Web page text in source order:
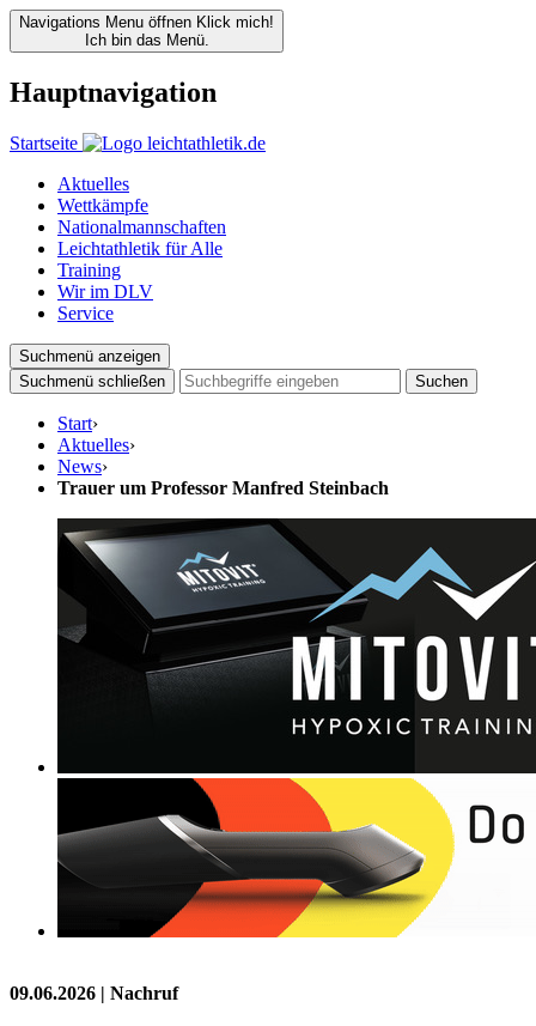
Navigations Menu öffnen Klick mich!
Ich bin das Menü.
Hauptnavigation
Startseite
Aktuelles
Wettkämpfe
Nationalmannschaften
Leichtathletik für Alle
Training
Wir im DLV
Service
Suchmenü anzeigen
Suchmenü schließen
Suchen
Start›
Aktuelles›
News›
Trauer um Professor Manfred Steinbach
09.06.2026 | Nachruf